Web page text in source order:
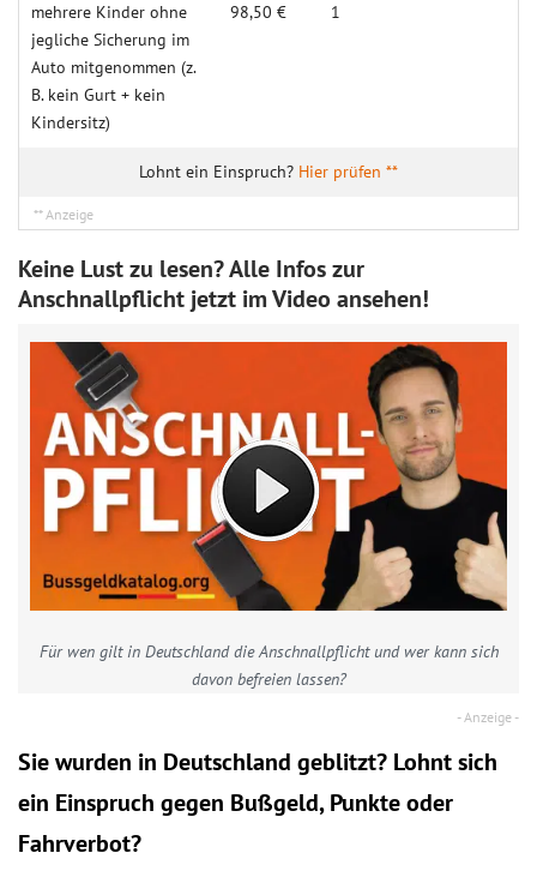
mehrere Kinder ohne
jegliche Sicherung im
Auto mitgenommen (z.
B. kein Gurt + kein
Kindersitz)
98,50 € 1
Hier prüfen **
Keine Lust zu lesen? Alle Infos zur
Anschnallpflicht jetzt im Video ansehen!
Für wen gilt in Deutschland die Anschnallpflicht und wer kann sich
davon befreien lassen?
Sie wurden in Deutschland geblitzt? Lohnt sich
ein Einspruch gegen Bußgeld, Punkte oder
Fahrverbot?